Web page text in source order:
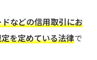
などの信用取引にお
を定めている法律で